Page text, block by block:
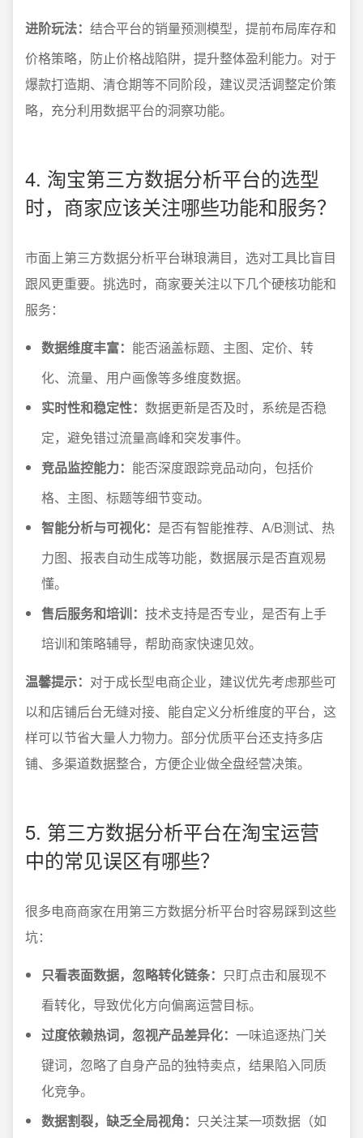
进阶玩法： 结合平台的销量预测模型，提前布局库存和
价格策略，防止价格战陷阱，提升整体盈利能力。对于
爆款打造期、清仓期等不同阶段，建议灵活调整定价策
略，充分利用数据平台的洞察功能。
4. 淘宝第三方数据分析平台的选型
时，商家应该关注哪些功能和服务？
市面上第三方数据分析平台琳琅满目，选对工具比盲目
跟风更重要。挑选时，商家要关注以下几个硬核功能和
服务：
数据维度丰富： 能否涵盖标题、主图、定价、转
化、流量、用户画像等多维度数据。
实时性和稳定性： 数据更新是否及时，系统是否稳
定，避免错过流量高峰和突发事件。
竞品监控能力： 能否深度跟踪竞品动向，包括价
格、主图、标题等细节变动。
智能分析与可视化： 是否有智能推荐、A/B测试、热
力图、报表自动生成等功能，数据展示是否直观易
懂。
售后服务和培训： 技术支持是否专业，是否有上手
培训和策略辅导，帮助商家快速见效。
温馨提示： 对于成长型电商企业，建议优先考虑那些可
以和店铺后台无缝对接、能自定义分析维度的平台，这
样可以节省大量人力物力。部分优质平台还支持多店
铺、多渠道数据整合，方便企业做全盘经营决策。
5. 第三方数据分析平台在淘宝运营
中的常见误区有哪些？
很多电商商家在用第三方数据分析平台时容易踩到这些
坑：
只看表面数据，忽略转化链条： 只盯点击和展现不
看转化，导致优化方向偏离运营目标。
过度依赖热词，忽视产品差异化： 一味追逐热门关
键词，忽略了自身产品的独特卖点，结果陷入同质
化竞争。
数据割裂，缺乏全局视角： 只关注某一项数据（如